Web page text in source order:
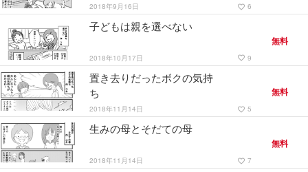
2018年9月16日 favorite_border 6
子どもは親を選べない
2018年10月17日 favorite_border 9
無料
置き去りだったボクの気持
ち
2018年11月14日 favorite_border 5
無料
生みの母とそだての母
2018年11月14日 favorite_border 7
無料